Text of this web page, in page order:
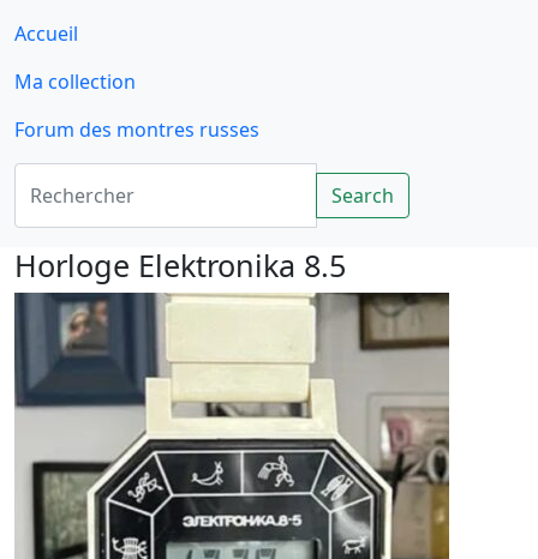
Accueil
Ma collection
Forum des montres russes
Rechercher
Search
Horloge Elektronika 8.5